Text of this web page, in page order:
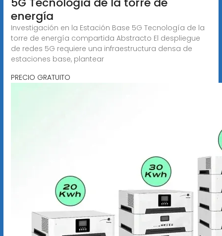
energía
Investigación en la Estación Base 5G Tecnología de la
torre de energía compartida Abstracto El despliegue
de redes 5G requiere una infraestructura densa de
estaciones base, plantear
PRECIO GRATUITO